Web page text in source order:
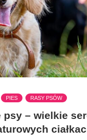
PIES RASY PSÓW
psy – wielkie